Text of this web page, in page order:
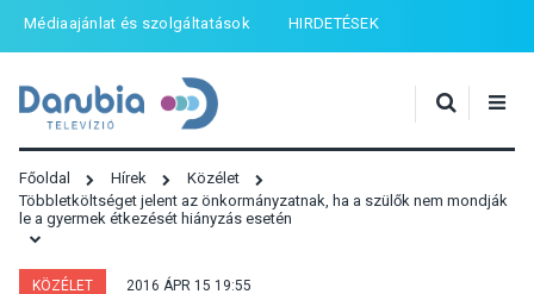
Médiaajánlat és szolgáltatások HIRDETÉSEK
Főoldal Hírek
Közélet
Többletköltséget jelent az önkormányzatnak, ha a szülők nem mondják
le a gyermek étkezését hiányzás esetén
KÖZÉLET 2016 ÁPR 15 19:55